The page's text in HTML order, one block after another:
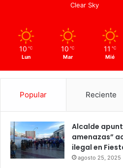
Clear Sky
10 ℃
Lun
10 ℃
Mar
11 ℃
Mié
Popular Reciente
Alcalde
amenazas”
ilegal en
agosto 25, 2025